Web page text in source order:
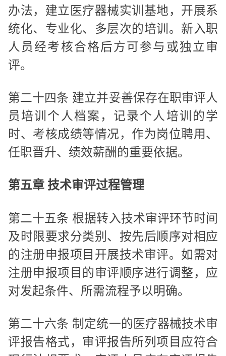
办法，建立医疗器械实训基地，开展系
统化、专业化、多层次的培训。新入职
人员经考核合格后方可参与或独立审
评。
第二十四条 建立并妥善保存在职审评人
员培训个人档案，记录个人培训的学
时、考核成绩等情况，作为岗位聘用、
任职晋升、绩效薪酬的重要依据。
第五章 技术审评过程管理
第二十五条 根据转入技术审评环节时间
及时限要求分类别、按先后顺序对相应
的注册申报项目开展技术审评。如需对
注册申报项目的审评顺序进行调整，应
对发起条件、所需流程予以明确。
第二十六条 制定统一的医疗器械技术审
评报告格式，审评报告所列项目应符合